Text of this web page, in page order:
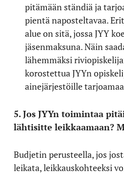
pitämään ständiä ja
pientä naposteltavaa.
alue on sitä, jossa JYY
jäsenmaksuna. Näin
lähemmäksi
korostettua JYYn
ainejärjestöille
5. Jos JYYn toimintaa
lähtisitte leikkaamaan?
Budjetin perusteella, jos
leikata, leikkauskohteeksi